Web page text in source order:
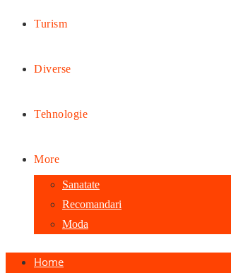
Turism
Diverse
Tehnologie
More
Sanatate
Recomandari
Moda
Home